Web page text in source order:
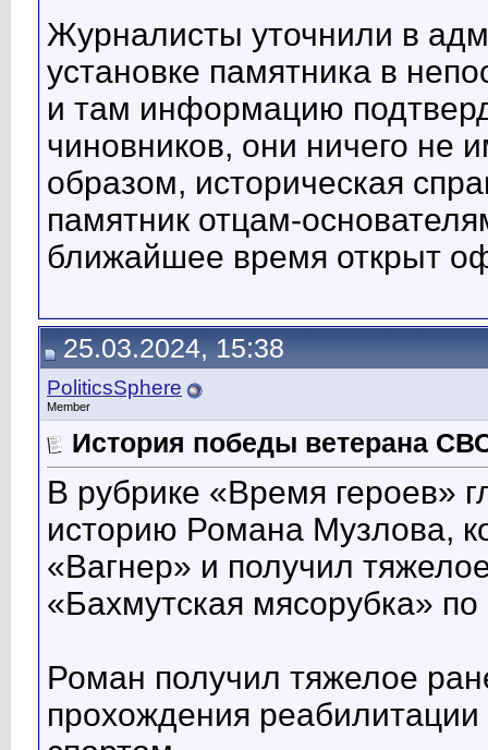
Журналисты уточнили в
установке памятника в
и там информацию
чиновников, они ничего не
образом, историческая
памятник отцам-
ближайшее время открыт
25.03.2024, 15:38
PoliticsSphere
Member
История победы ветерана
В рубрике «Время героев»
историю Романа Музлова,
«Вагнер» и получил
«Бахмутская мясорубка»
Роман получил тяжелое
прохождения